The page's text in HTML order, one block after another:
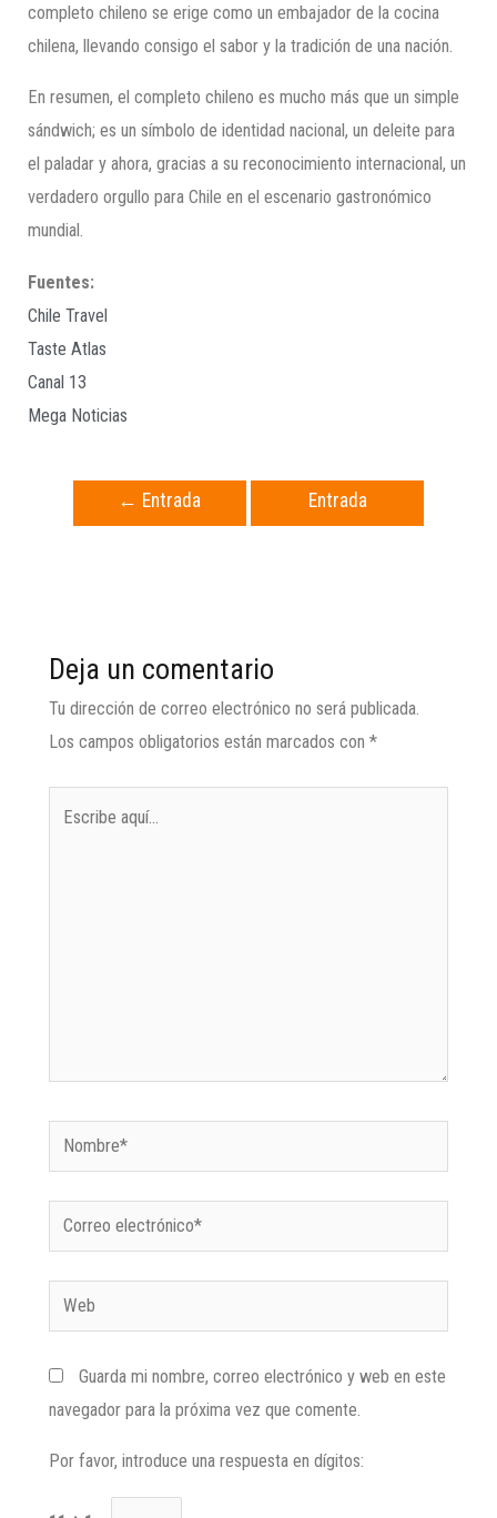
completo chileno se erige como un embajador de la cocina
chilena, llevando consigo el sabor y la tradición de una nación.
En resumen, el completo chileno es mucho más que un simple
sándwich; es un símbolo de identidad nacional, un deleite para
el paladar y ahora, gracias a su reconocimiento internacional, un
verdadero orgullo para Chile en el escenario gastronómico
mundial.
Fuentes:
Chile Travel
Taste Atlas
Canal 13
Mega Noticias
← Entrada
Entrada
Deja un comentario
Tu dirección de correo electrónico no será publicada.
Los campos obligatorios están marcados con *
Guarda mi nombre, correo electrónico y web en este
navegador para la próxima vez que comente.
Por favor, introduce una respuesta en dígitos: